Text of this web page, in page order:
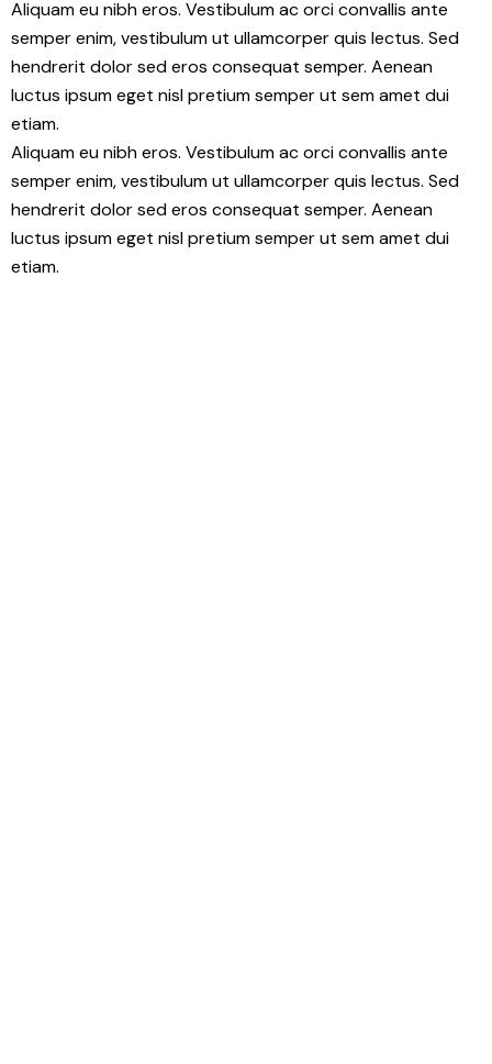
Aliquam eu nibh eros. Vestibulum ac orci convallis ante
semper enim, vestibulum ut ullamcorper quis lectus. Sed
hendrerit dolor sed eros consequat semper. Aenean
luctus ipsum eget nisl pretium semper ut sem amet dui
etiam.
Aliquam eu nibh eros. Vestibulum ac orci convallis ante
semper enim, vestibulum ut ullamcorper quis lectus. Sed
hendrerit dolor sed eros consequat semper. Aenean
luctus ipsum eget nisl pretium semper ut sem amet dui
etiam.